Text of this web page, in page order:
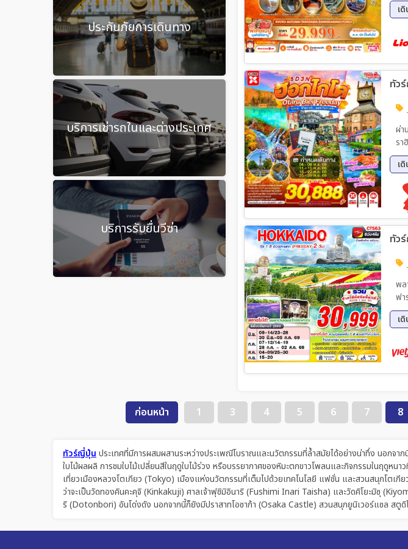
ประกันภัยการเดินทาง
บริการเช่ารถในและต่างประเทศ
บริการรับยื่นวีซ่า
เ
ผ่า
รา
เ
ทัว
พล
ฟา
เ
ก่อนหน้า 1 3 4 5 6 7 8
ทัวร์ญี่ปุ่น ประเทศที่มีการผสมผสานระหว่างประเพณีโบราณและนวัตกรรมที่ล้ำสมัยได้อย่างน่าทึ่ง นอกจาก
ใบไม้ผลผลิ การชมใบไม้เปลี่ยนสีในฤดูใบไม้ร่วง หรือบรรยากาศของหิมะตกขาวโพลนและกิจกรรมในฤ
เที่ยวเมืองหลวงโตเกียว (Tokyo) เมืองแห่งนวัตกรรมที่เต็มไปด้วยเทคโนโลยี แฟชั่น และสวนสนุกโต
ว่าจะเป็นวัดทองคินคะคุจิ (Kinkakuji) ศาลเจ้าฟุชิมิอินาริ (Fushimi Inari Taisha) และวัดคิโยะมิซุ
ริ (Dotonbori) อันโด่งดัง นอกจากนี้ก็ยังมีปราสาทโอซาก้า (Osaka Castle) สวนสนุกยูนิเวอร์แซล สตู